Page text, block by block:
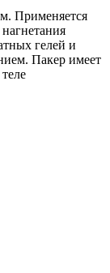
Применяется
гелей и
Пакер имеет